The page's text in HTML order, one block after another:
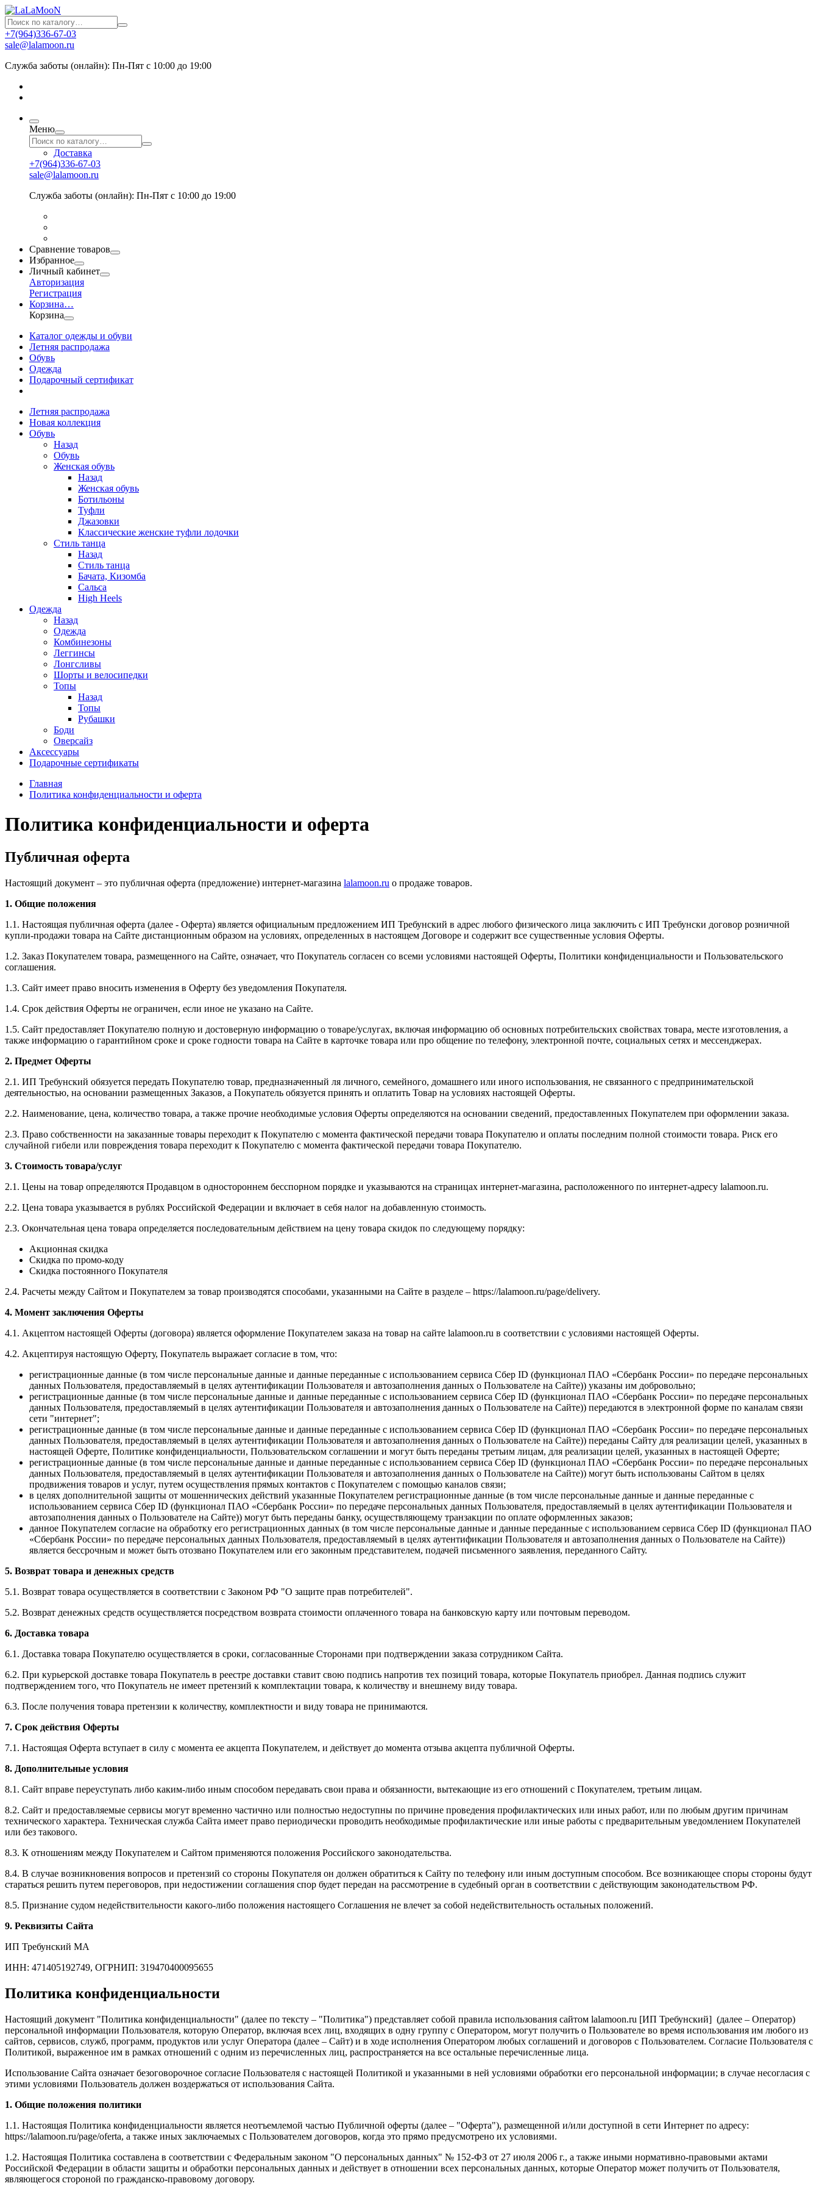
+7(964)336-67-03
sale@lalamoon.ru
Служба заботы (онлайн): Пн-Пят с 10:00 до 19:00
Меню
Доставка
+7(964)336-67-03
sale@lalamoon.ru
Служба заботы (онлайн): Пн-Пят с 10:00 до 19:00
Сравнение товаров
Избранное
Личный кабинет
Авторизация
Регистрация
Корзина…
Корзина
Каталог одежды и обуви
Летняя распродажа
Обувь
Одежда
Подарочный сертификат
Летняя распродажа
Новая коллекция
Обувь
Назад
Обувь
Женская обувь
Назад
Женская обувь
Ботильоны
Туфли
Джазовки
Классические женские туфли лодочки
Стиль танца
Назад
Стиль танца
Бачата, Кизомба
Сальса
High Heels
Одежда
Назад
Одежда
Комбинезоны
Леггинсы
Лонгсливы
Шорты и велосипедки
Топы
Назад
Топы
Рубашки
Боди
Оверсайз
Аксессуары
Подарочные сертификаты
Главная
Политика конфиденциальности и оферта
Политика конфиденциальности и оферта
Публичная оферта
Настоящий документ – это публичная оферта (предложение) интернет-магазина lalamoon.ru о продаже товаров.
1. Общие положения
1.1. Настоящая публичная оферта (далее - Оферта) является официальным предложением ИП Требунский в адрес любого физического лица заключить с ИП Требунски договор розничной
купли-продажи товара на Сайте дистанционным образом на условиях, определенных в настоящем Договоре и содержит все существенные условия Оферты.
1.2. Заказ Покупателем товара, размещенного на Сайте, означает, что Покупатель согласен со всеми условиями настоящей Оферты, Политики конфиденциальности и Пользовательского
соглашения.
1.3. Сайт имеет право вносить изменения в Оферту без уведомления Покупателя.
1.4. Срок действия Оферты не ограничен, если иное не указано на Сайте.
1.5. Сайт предоставляет Покупателю полную и достоверную информацию о товаре/услугах, включая информацию об основных потребительских свойствах товара, месте изготовления, а
также информацию о гарантийном сроке и сроке годности товара на Сайте в карточке товара или про общение по телефону, электронной почте, социальных сетях и мессенджерах.
2. Предмет Оферты
2.1. ИП Требунский обязуется передать Покупателю товар, предназначенный ля личного, семейного, домашнего или иного использования, не связанного с предпринимательской
деятельностью, на основании размещенных Заказов, а Покупатель обязуется принять и оплатить Товар на условиях настоящей Оферты.
2.2. Наименование, цена, количество товара, а также прочие необходимые условия Оферты определяются на основании сведений, предоставленных Покупателем при оформлении заказа.
2.3. Право собственности на заказанные товары переходит к Покупателю с момента фактической передачи товара Покупателю и оплаты последним полной стоимости товара. Риск его
случайной гибели или повреждения товара переходит к Покупателю с момента фактической передачи товара Покупателю.
3. Стоимость товара/услуг
2.1. Цены на товар определяются Продавцом в одностороннем бесспорном порядке и указываются на страницах интернет-магазина, расположенного по интернет-адресу lalamoon.ru.
2.2. Цена товара указывается в рублях Российской Федерации и включает в себя налог на добавленную стоимость.
2.3. Окончательная цена товара определяется последовательным действием на цену товара скидок по следующему порядку:
Акционная скидка
Скидка по промо-коду
Скидка постоянного Покупателя
2.4. Расчеты между Сайтом и Покупателем за товар производятся способами, указанными на Сайте в разделе – https://lalamoon.ru/page/delivery.
4. Момент заключения Оферты
4.1. Акцептом настоящей Оферты (договора) является оформление Покупателем заказа на товар на сайте lalamoon.ru в соответствии с условиями настоящей Оферты.
4.2. Акцептируя настоящую Оферту, Покупатель выражает согласие в том, что:
регистрационные данные (в том числе персональные данные и данные переданные с использованием сервиса Сбер ID (функционал ПАО «Сбербанк России» по передаче персональных
данных Пользователя, предоставляемый в целях аутентификации Пользователя и автозаполнения данных о Пользователе на Сайте)) указаны им добровольно;
регистрационные данные (в том числе персональные данные и данные переданные с использованием сервиса Сбер ID (функционал ПАО «Сбербанк России» по передаче персональных
данных Пользователя, предоставляемый в целях аутентификации Пользователя и автозаполнения данных о Пользователе на Сайте)) передаются в электронной форме по каналам связи
сети "интернет";
регистрационные данные (в том числе персональные данные и данные переданные с использованием сервиса Сбер ID (функционал ПАО «Сбербанк России» по передаче персональных
данных Пользователя, предоставляемый в целях аутентификации Пользователя и автозаполнения данных о Пользователе на Сайте)) переданы Сайту для реализации целей, указанных в
настоящей Оферте, Политике конфиденциальности, Пользовательском соглашении и могут быть переданы третьим лицам, для реализации целей, указанных в настоящей Оферте;
регистрационные данные (в том числе персональные данные и данные переданные с использованием сервиса Сбер ID (функционал ПАО «Сбербанк России» по передаче персональных
данных Пользователя, предоставляемый в целях аутентификации Пользователя и автозаполнения данных о Пользователе на Сайте)) могут быть использованы Сайтом в целях
продвижения товаров и услуг, путем осуществления прямых контактов с Покупателем с помощью каналов связи;
в целях дополнительной защиты от мошеннических действий указанные Покупателем регистрационные данные (в том числе персональные данные и данные переданные с
использованием сервиса Сбер ID (функционал ПАО «Сбербанк России» по передаче персональных данных Пользователя, предоставляемый в целях аутентификации Пользователя и
автозаполнения данных о Пользователе на Сайте)) могут быть переданы банку, осуществляющему транзакции по оплате оформленных заказов;
данное Покупателем согласие на обработку его регистрационных данных (в том числе персональные данные и данные переданные с использованием сервиса Сбер ID (функционал ПАО
«Сбербанк России» по передаче персональных данных Пользователя, предоставляемый в целях аутентификации Пользователя и автозаполнения данных о Пользователе на Сайте))
является бессрочным и может быть отозвано Покупателем или его законным представителем, подачей письменного заявления, переданного Сайту.
5. Возврат товара и денежных средств
5.1. Возврат товара осуществляется в соответствии с Законом РФ "О защите прав потребителей".
5.2. Возврат денежных средств осуществляется посредством возврата стоимости оплаченного товара на банковскую карту или почтовым переводом.
6. Доставка товара
6.1. Доставка товара Покупателю осуществляется в сроки, согласованные Сторонами при подтверждении заказа сотрудником Сайта.
6.2. При курьерской доставке товара Покупатель в реестре доставки ставит свою подпись напротив тех позиций товара, которые Покупатель приобрел. Данная подпись служит
подтверждением того, что Покупатель не имеет претензий к комплектации товара, к количеству и внешнему виду товара.
6.3. После получения товара претензии к количеству, комплектности и виду товара не принимаются.
7. Срок действия Оферты
7.1. Настоящая Оферта вступает в силу с момента ее акцепта Покупателем, и действует до момента отзыва акцепта публичной Оферты.
8. Дополнительные условия
8.1. Сайт вправе переуступать либо каким-либо иным способом передавать свои права и обязанности, вытекающие из его отношений с Покупателем, третьим лицам.
8.2. Сайт и предоставляемые сервисы могут временно частично или полностью недоступны по причине проведения профилактических или иных работ, или по любым другим причинам
технического характера. Техническая служба Сайта имеет право периодически проводить необходимые профилактические или иные работы с предварительным уведомлением Покупателей
или без такового.
8.3. К отношениям между Покупателем и Сайтом применяются положения Российского законодательства.
8.4. В случае возникновения вопросов и претензий со стороны Покупателя он должен обратиться к Сайту по телефону или иным доступным способом. Все возникающее споры стороны будут
стараться решить путем переговоров, при недостижении соглашения спор будет передан на рассмотрение в судебный орган в соответствии с действующим законодательством РФ.
8.5. Признание судом недействительности какого-либо положения настоящего Соглашения не влечет за собой недействительность остальных положений.
9. Реквизиты Сайта
ИП Требунский МА
ИНН: 471405192749, ОГРНИП: 319470400095655
Политика конфиденциальности
Настоящий документ "Политика конфиденциальности" (далее по тексту – "Политика") представляет собой правила использования сайтом lalamoon.ru [ИП Требунский] (далее – Оператор)
персональной информации Пользователя, которую Оператор, включая всех лиц, входящих в одну группу с Оператором, могут получить о Пользователе во время использования им любого из
сайтов, сервисов, служб, программ, продуктов или услуг Оператора (далее – Сайт) и в ходе исполнения Оператором любых соглашений и договоров с Пользователем. Согласие Пользователя с
Политикой, выраженное им в рамках отношений с одним из перечисленных лиц, распространяется на все остальные перечисленные лица.
Использование Сайта означает безоговорочное согласие Пользователя с настоящей Политикой и указанными в ней условиями обработки его персональной информации; в случае несогласия с
этими условиями Пользователь должен воздержаться от использования Сайта.
1. Общие положения политики
1.1. Настоящая Политика конфиденциальности является неотъемлемой частью Публичной оферты (далее – "Оферта"), размещенной и/или доступной в сети Интернет по адресу:
https://lalamoon.ru/page/oferta, а также иных заключаемых с Пользователем договоров, когда это прямо предусмотрено их условиями.
1.2. Настоящая Политика составлена в соответствии с Федеральным законом "О персональных данных" № 152-ФЗ от 27 июля 2006 г., а также иными нормативно-правовыми актами
Российской Федерации в области защиты и обработки персональных данных и действует в отношении всех персональных данных, которые Оператор может получить от Пользователя,
являющегося стороной по гражданско-правовому договору.